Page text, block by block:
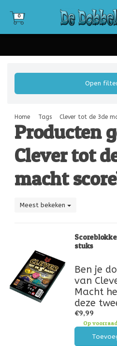
0
0
Open
Home Tags Clever tot de 3de
Producten
Clever tot
macht
Meest bekeken
stuks
Ben je
van
Macht
deze
€9,99
Op voorraad